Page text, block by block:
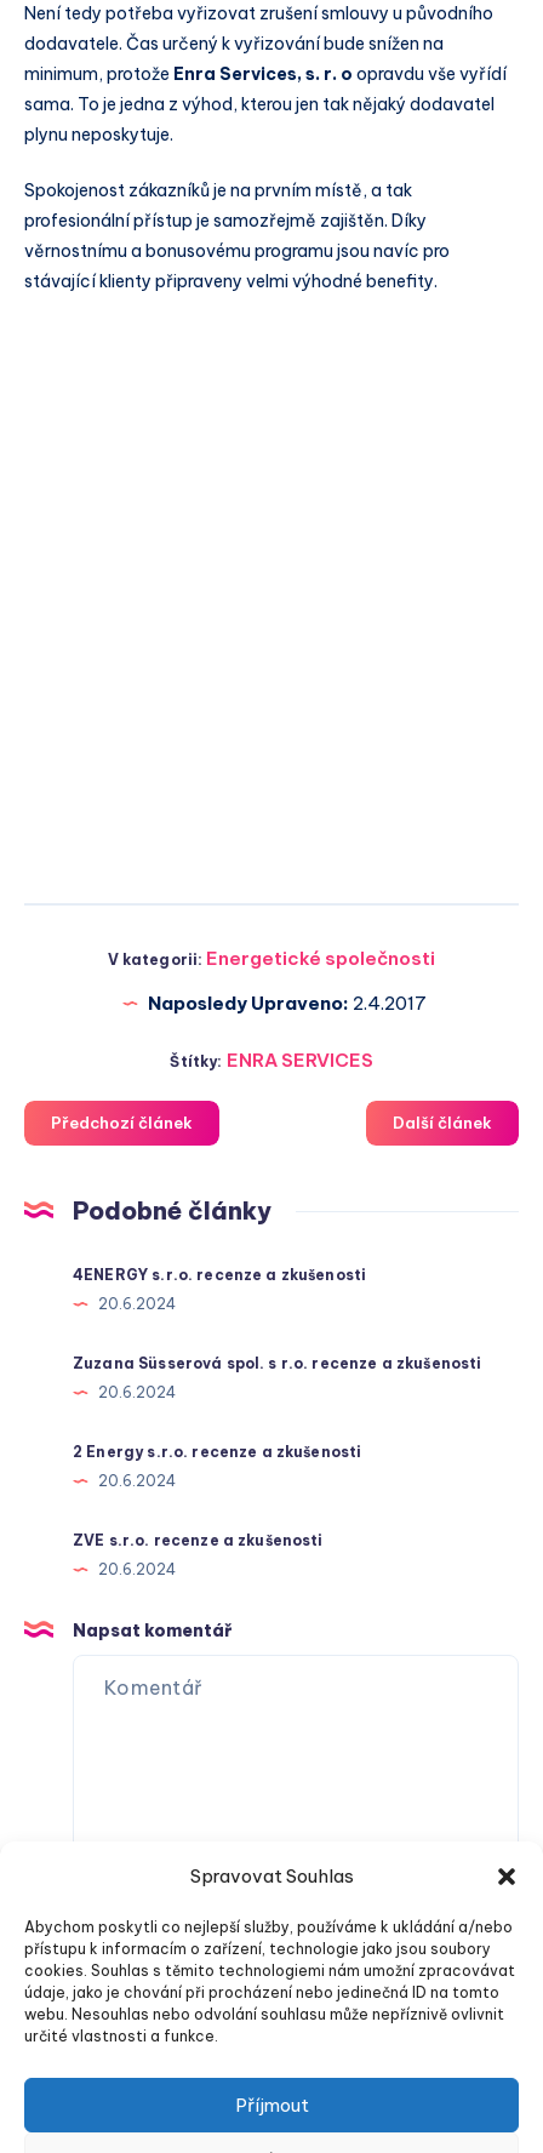
Spravovat Souhlas
Abychom poskytli co nejlepší služby, používáme k ukládání a/nebo
přístupu k informacím o zařízení, technologie jako jsou soubory
cookies. Souhlas s těmito technologiemi nám umožní zpracovávat
údaje, jako je chování při procházení nebo jedinečná ID na tomto
webu. Nesouhlas nebo odvolání souhlasu může nepříznivě ovlivnit
určité vlastnosti a funkce.
Příjmout
Není tedy potřeba vyřizovat zrušení smlouvy u původního
dodavatele. Čas určený k vyřizování bude snížen na
minimum, protože Enra Services, s. r. o opravdu vše vyřídí
sama. To je jedna z výhod, kterou jen tak nějaký dodavatel
plynu neposkytuje.
Spokojenost zákazníků je na prvním místě, a tak
profesionální přístup je samozřejmě zajištěn. Díky
věrnostnímu a bonusovému programu jsou navíc pro
stávající klienty připraveny velmi výhodné benefity.
V kategorii: Energetické společnosti
Naposledy Upraveno: 2.4.2017
Štítky: ENRA SERVICES
Předchozí článek Další článek
Podobné články
4ENERGY s.r.o. recenze a zkušenosti
20.6.2024
Zuzana Süsserová spol. s r.o. recenze a zkušenosti
20.6.2024
2 Energy s.r.o. recenze a zkušenosti
20.6.2024
ZVE s.r.o. recenze a zkušenosti
20.6.2024
Napsat komentář